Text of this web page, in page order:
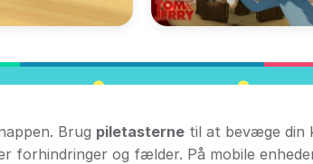
Brug piletasterne til at bevæge din
forhindringer og fælder. På mobile